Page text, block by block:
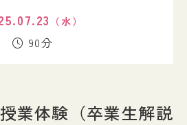
（水）
90分
業体験（卒業生解説